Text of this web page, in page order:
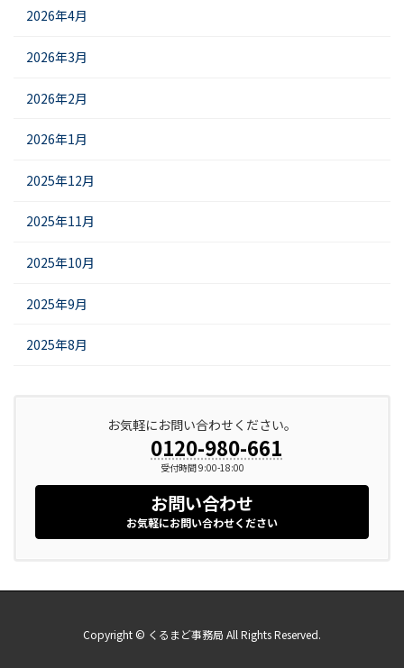
2026年4月
2026年3月
2026年2月
2026年1月
2025年12月
2025年11月
2025年10月
2025年9月
2025年8月
お気軽にお問い合わせください。
0120-980-661
受付時間 9:00-18:00
お問い合わせ
お気軽にお問い合わせください
Copyright © くるまど事務局 All Rights Reserved.